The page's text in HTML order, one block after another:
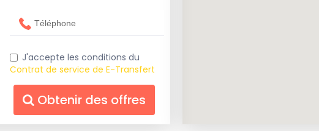
J'accepte les conditions du
Contrat de service de E-Transfert
Obtenir des offres